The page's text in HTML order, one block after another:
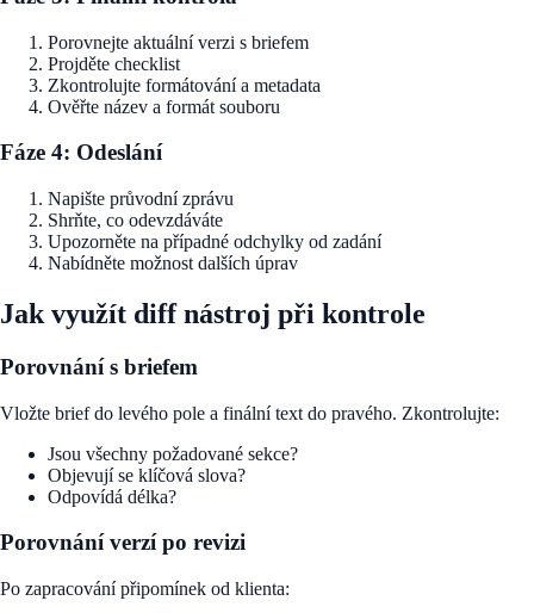
Porovnejte aktuální verzi s briefem
Projděte checklist
Zkontrolujte formátování a metadata
Ověřte název a formát souboru
Fáze 4: Odeslání
Napište průvodní zprávu
Shrňte, co odevzdáváte
Upozorněte na případné odchylky od zadání
Nabídněte možnost dalších úprav
Jak využít diff nástroj při kontrole
Porovnání s briefem
Vložte brief do levého pole a finální text do pravého. Zkontrolujte:
Jsou všechny požadované sekce?
Objevují se klíčová slova?
Odpovídá délka?
Porovnání verzí po revizi
Po zapracování připomínek od klienta: